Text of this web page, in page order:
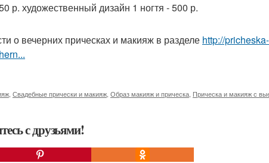
р. художественный дизайн 1 ногтя - 500 р.
о вечерних прическах и макияж в разделе http://
Свадебные прически и макияж Образ макияж и прическа Прическа и макияж с
с друзьями!